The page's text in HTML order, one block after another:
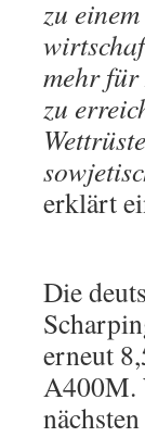
zu
mehr für
zu
erklärt
Die
erneut
A400M.